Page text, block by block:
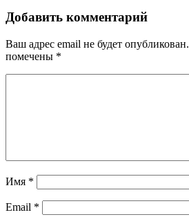
Добавить комментарий
Ваш адрес email не будет опубликован.
помечены *
Имя *
Email *